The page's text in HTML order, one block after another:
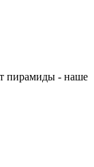
пирамиды - наше